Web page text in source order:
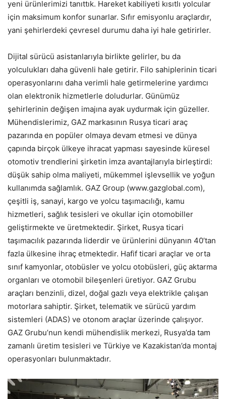
yeni ürünlerimizi tanıttık. Hareket kabiliyeti kısıtlı yolcular
için maksimum konfor sunarlar. Sıfır emisyonlu araçlardır,
yani şehirlerdeki çevresel durumu daha iyi hale getirirler.
Dijital sürücü asistanlarıyla birlikte gelirler, bu da
yolculukları daha güvenli hale getirir. Filo sahiplerinin ticari
operasyonlarını daha verimli hale getirmelerine yardımcı
olan elektronik hizmetlerle doludurlar. Günümüz
şehirlerinin değişen imajına ayak uydurmak için güzeller.
Mühendislerimiz, GAZ markasının Rusya ticari araç
pazarında en popüler olmaya devam etmesi ve dünya
çapında birçok ülkeye ihracat yapması sayesinde küresel
otomotiv trendlerini şirketin imza avantajlarıyla birleştirdi:
düşük sahip olma maliyeti, mükemmel işlevsellik ve yoğun
kullanımda sağlamlık. GAZ Group (www.gazglobal.com),
çeşitli iş, sanayi, kargo ve yolcu taşımacılığı, kamu
hizmetleri, sağlık tesisleri ve okullar için otomobiller
geliştirmekte ve üretmektedir. Şirket, Rusya ticari
taşımacılık pazarında liderdir ve ürünlerini dünyanın 40’tan
fazla ülkesine ihraç etmektedir. Hafif ticari araçlar ve orta
sınıf kamyonlar, otobüsler ve yolcu otobüsleri, güç aktarma
organları ve otomobil bileşenleri üretiyor. GAZ Grubu
araçları benzinli, dizel, doğal gazlı veya elektrikle çalışan
motorlara sahiptir. Şirket, telematik ve sürücü yardım
sistemleri (ADAS) ve otonom araçlar üzerinde çalışıyor.
GAZ Grubu’nun kendi mühendislik merkezi, Rusya’da tam
zamanlı üretim tesisleri ve Türkiye ve Kazakistan’da montaj
operasyonları bulunmaktadır.